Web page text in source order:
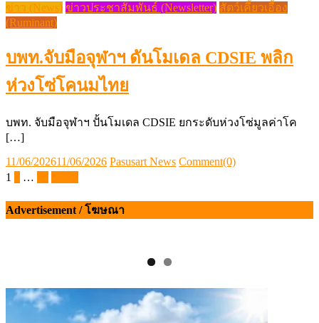
ข่าว (News) ข่าวประชาสัมพันธ์ (Newsletter) สัตว์เคี้ยวเอื้อง
(Ruminant)
บพท.จับมือจุฬาฯ ดันโมเดล CDSIE พลิก
ห่วงโซ่โคนมไทย
บพท. จับมือจุฬาฯ ปั้นโมเดล CDSIE ยกระดับห่วงโซ่มูลค่าโค
[…]
Posted
on
11/06/202611/06/2026 Author
Pasusart News Comment(0)
Posts
1 …
Advertisement / โฆษณา